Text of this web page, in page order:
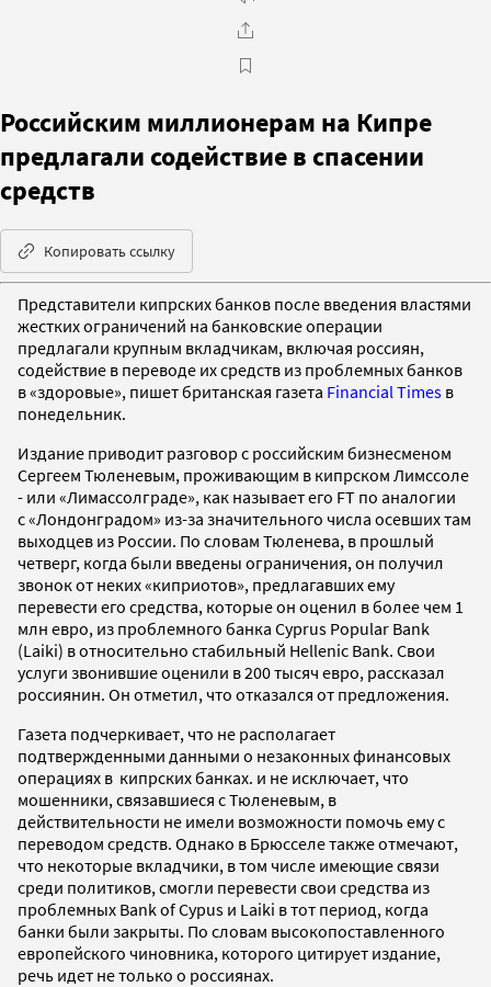
Российским миллионерам на Кипре
предлагали содействие в спасении
средств
Копировать ссылку
Представители кипрских банков после введения властями
жестких ограничений на банковские операции
предлагали крупным вкладчикам, включая россиян,
содействие в переводе их средств из проблемных банков
в «здоровые», пишет британская газета Financial Times в
понедельник.
Издание приводит разговор с российским бизнесменом
Сергеем Тюленевым, проживающим в кипрском Лимссоле
- или «Лимассолграде», как называет его FT по аналогии
с «Лондонградом» из-за значительного числа осевших там
выходцев из России. По словам Тюленева, в прошлый
четверг, когда были введены ограничения, он получил
звонок от неких «киприотов», предлагавших ему
перевести его средства, которые он оценил в более чем 1
млн евро, из проблемного банка Cyprus Popular Bank
(Laiki) в относительно стабильный Hellenic Bank. Свои
услуги звонившие оценили в 200 тысяч евро, рассказал
россиянин. Он отметил, что отказался от предложения.
Газета подчеркивает, что не располагает
подтвержденными данными о незаконных финансовых
операциях в кипрских банках. и не исключает, что
мошенники, связавшиеся с Тюленевым, в
действительности не имели возможности помочь ему с
переводом средств. Однако в Брюсселе также отмечают,
что некоторые вкладчики, в том числе имеющие связи
среди политиков, смогли перевести свои средства из
проблемных Bank of Cypus и Laiki в тот период, когда
банки были закрыты. По словам высокопоставленного
европейского чиновника, которого цитирует издание,
речь идет не только о россиянах.